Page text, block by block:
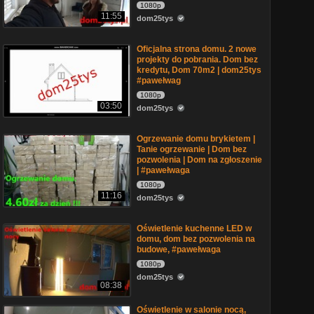
11:55
1080p
dom25tys
03:50
Oficjalna strona domu. 2 nowe
projekty do pobrania. Dom bez
kredytu, Dom 70m2 | dom25tys
#pawełwag
1080p
dom25tys
11:16
Ogrzewanie domu brykietem |
Tanie ogrzewanie | Dom bez
pozwolenia | Dom na zgłoszenie
| #pawełwaga
1080p
dom25tys
08:38
Oświetlenie kuchenne LED w
domu, dom bez pozwolenia na
budowe, #pawełwaga
1080p
dom25tys
Oświetlenie w salonie nocą,